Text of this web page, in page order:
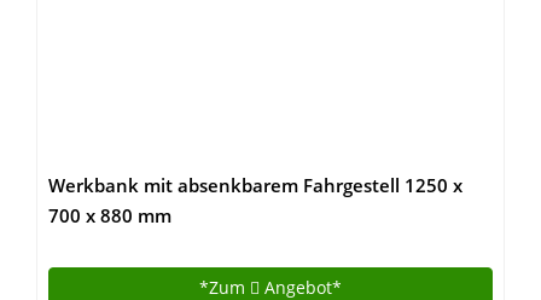
Werkbank mit absenkbarem Fahrgestell 1250 x
700 x 880 mm
*Zum Angebot*